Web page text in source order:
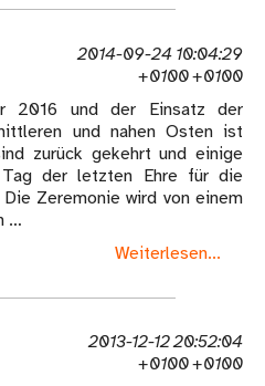
2014-09-24 10:04:29
+0100 +0100
2016 und der Einsatz der
und nahen Osten ist
zurück gekehrt und einige
der letzten Ehre für die
Zeremonie wird von einem
…
Weiterlesen...
2013-12-12 20:52:04
+0100 +0100